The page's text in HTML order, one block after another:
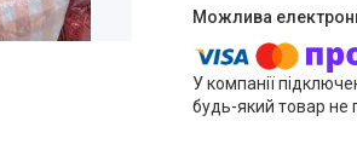
У компанії
будь-який товар не